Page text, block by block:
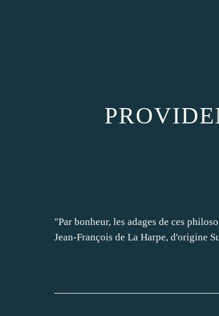
"Par bonheur, les adages de ces
Jean-François de La Harpe, d'origine